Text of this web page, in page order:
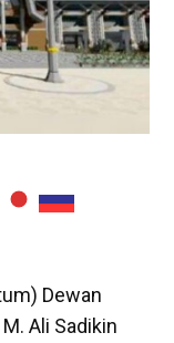
Dewan
Ali Sadikin